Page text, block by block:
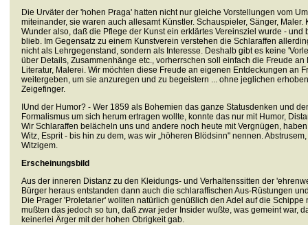
Die Urväter der 'hohen Praga' hatten nicht nur gleiche Vorstellungen vom
miteinander, sie waren auch allesamt Künstler. Schauspieler, Sänger, Maler.
Wunder also, daß die Pflege der Kunst ein erklärtes Vereinsziel wurde - und
blieb. Im Gegensatz zu einem Kunstverein verstehen die Schlaraffen
nicht als Lehrgegenstand, sondern als Interesse. Deshalb gibt es keine
über Details, Zusammenhänge etc., vorherrschen soll einfach die Freude an
Literatur, Malerei. Wir möchten diese Freude an eigenen Entdeckungen an
weitergeben, um sie anzuregen und zu begeistern ... ohne jeglichen
Zeigefinger.
IUnd der Humor? - Wer 1859 als Bohemien das ganze Statusdenken und
Formalismus um sich herum ertragen wollte, konnte das nur mit Humor,
Wir Schlaraffen belächeln uns und andere noch heute mit Vergnügen,
Witz, Esprit - bis hin zu dem, was wir „höheren Blödsinn" nennen. Abstrusem,
Witzigem.
Erscheinungsbild
Aus der inneren Distanz zu den Kleidungs- und Verhaltenssitten der
Bürger heraus entstanden dann auch die schlaraffischen Aus-Rüstungen
Die Prager 'Proletarier' wollten natürlich genüßlich den Adel auf die Schippe
mußten das jedoch so tun, daß zwar jeder Insider wußte, was gemeint war,
keinerlei Ärger mit der hohen Obrigkeit gab.